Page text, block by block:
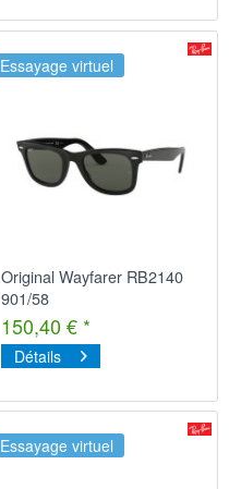
Essayage virtuel
Original Wayfarer RB2140
901/58
150,40 € *
Détails
Essayage virtuel